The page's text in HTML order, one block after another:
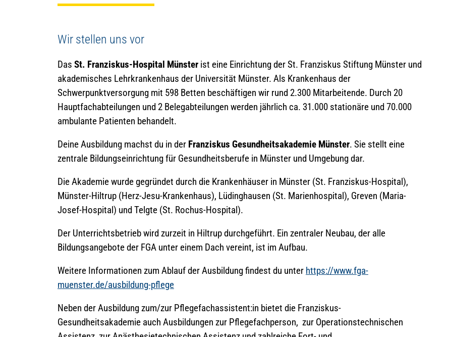
Wir stellen uns vor
Das St. Franziskus-Hospital Münster ist eine Einrichtung der St. Franziskus Stiftung Münster und
akademisches Lehrkrankenhaus der Universität Münster. Als Krankenhaus der
Schwerpunktversorgung mit 598 Betten beschäftigen wir rund 2.300 Mitarbeitende. Durch 20
Hauptfachabteilungen und 2 Belegabteilungen werden jährlich ca. 31.000 stationäre und 70.000
ambulante Patienten behandelt.
Deine Ausbildung machst du in der Franziskus Gesundheitsakademie Münster. Sie stellt eine
zentrale Bildungseinrichtung für Gesundheitsberufe in Münster und Umgebung dar.
Die Akademie wurde gegründet durch die Krankenhäuser in Münster (St. Franziskus-Hospital),
Münster-Hiltrup (Herz-Jesu-Krankenhaus), Lüdinghausen (St. Marienhospital), Greven (Maria-
Josef-Hospital) und Telgte (St. Rochus-Hospital).
Der Unterrichtsbetrieb wird zurzeit in Hiltrup durchgeführt. Ein zentraler Neubau, der alle
Bildungsangebote der FGA unter einem Dach vereint, ist im Aufbau.
Weitere Informationen zum Ablauf der Ausbildung findest du unter https://www.fga-
muenster.de/ausbildung-pflege
Neben der Ausbildung zum/zur Pflegefachassistent:in bietet die Franziskus-
Gesundheitsakademie auch Ausbildungen zur Pflegefachperson, zur Operationstechnischen